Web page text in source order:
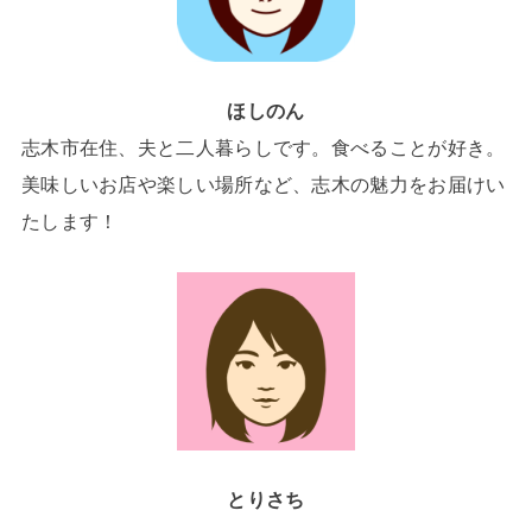
ほしのん
志木市在住、夫と二人暮らしです。食べることが好き。
美味しいお店や楽しい場所など、志木の魅力をお届けい
たします！
とりさち